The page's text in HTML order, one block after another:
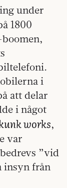
under
1800
i
att delar
i något
works,
var
”vid
insyn från